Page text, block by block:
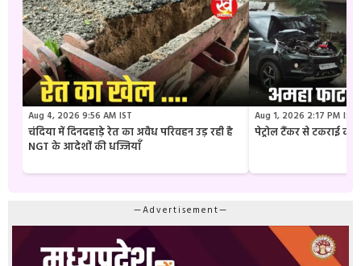
Aug 4, 2026 9:56 AM IST
चंदिया में दिनदहाड़े रेत का अवैध परिवहन उड़ रही है
NGT के आदेशों की धज्जियाँ
Aug 1, 2026 2:17 PM IST
पेट्रोल टैंकर से टकराई
—Advertisement—